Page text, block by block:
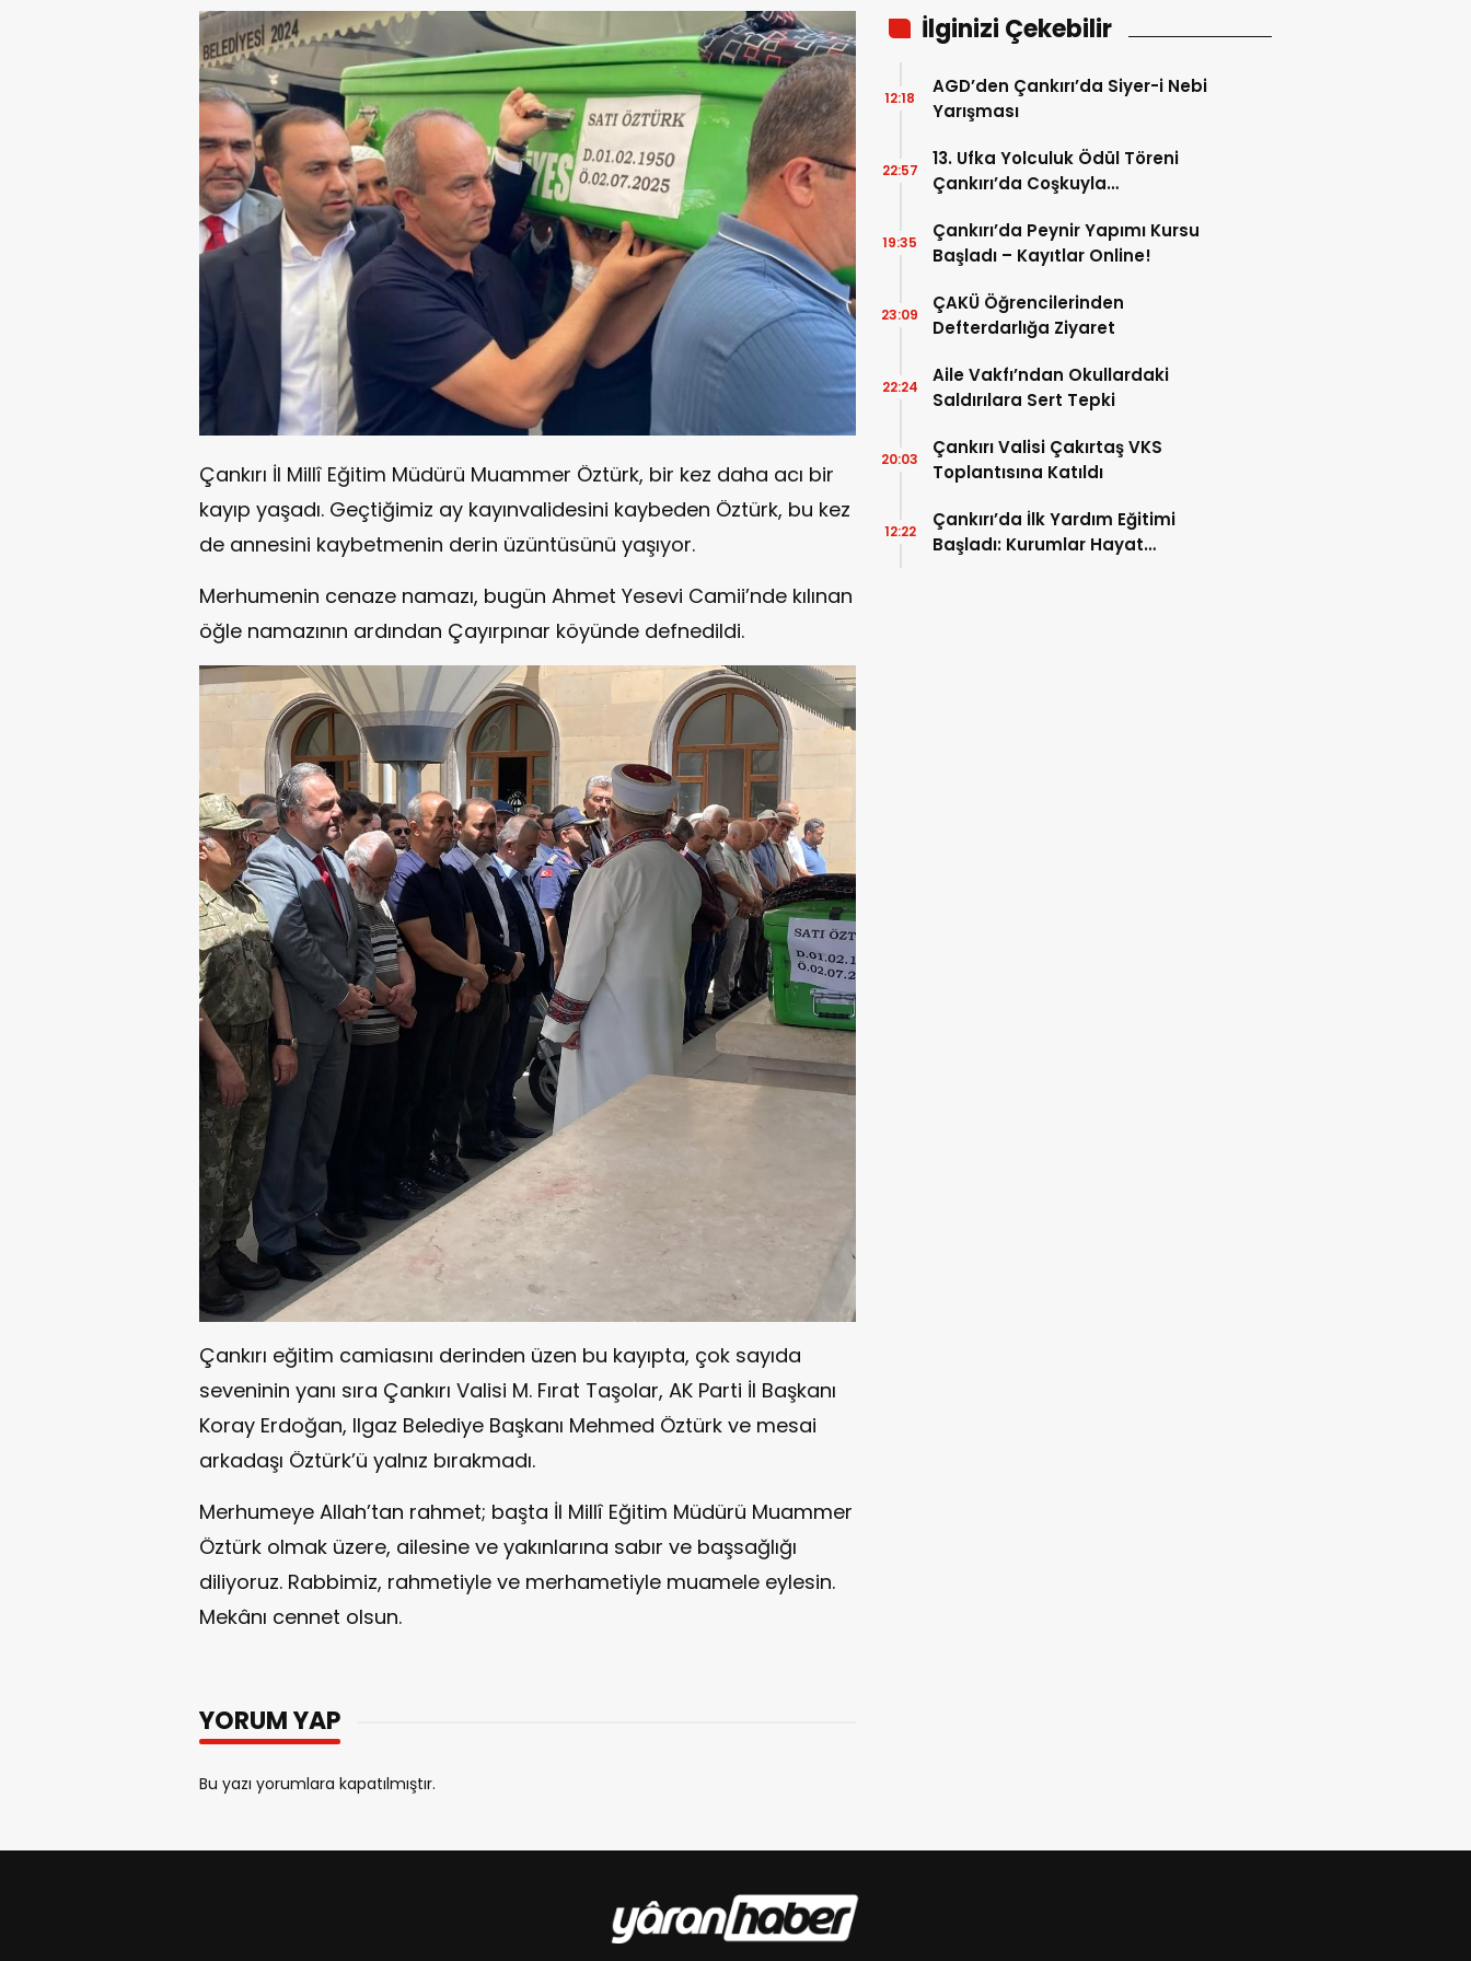
Çankırı İl Millî Eğitim Müdürü Muammer Öztürk, bir kez daha acı bir
kayıp yaşadı. Geçtiğimiz ay kayınvalidesini kaybeden Öztürk, bu kez
de annesini kaybetmenin derin üzüntüsünü yaşıyor.
Merhumenin cenaze namazı, bugün Ahmet Yesevi Camii’nde kılınan
öğle namazının ardından Çayırpınar köyünde defnedildi.
Çankırı eğitim camiasını derinden üzen bu kayıpta, çok sayıda
seveninin yanı sıra Çankırı Valisi M. Fırat Taşolar, AK Parti İl Başkanı
Koray Erdoğan, Ilgaz Belediye Başkanı Mehmed Öztürk ve mesai
arkadaşı Öztürk’ü yalnız bırakmadı.
Merhumeye Allah’tan rahmet; başta İl Millî Eğitim Müdürü Muammer
Öztürk olmak üzere, ailesine ve yakınlarına sabır ve başsağlığı
diliyoruz. Rabbimiz, rahmetiyle ve merhametiyle muamele eylesin.
Mekânı cennet olsun.
YORUM YAP
Bu yazı yorumlara kapatılmıştır.
İlginizi Çekebilir
AGD’den Çankırı’da Siyer-i Nebi
Yarışması
12:18
13. Ufka Yolculuk Ödül Töreni
Çankırı’da Coşkuyla
22:57
Çankırı’da Peynir Yapımı Kursu
Başladı – Kayıtlar Online!
19:35
ÇAKÜ Öğrencilerinden
Defterdarlığa Ziyaret
23:09
Aile Vakfı’ndan Okullardaki
Saldırılara Sert Tepki
22:24
Çankırı Valisi Çakırtaş VKS
Toplantısına Katıldı
20:03
Çankırı’da İlk Yardım Eğitimi
Başladı: Kurumlar Hayat
12:22